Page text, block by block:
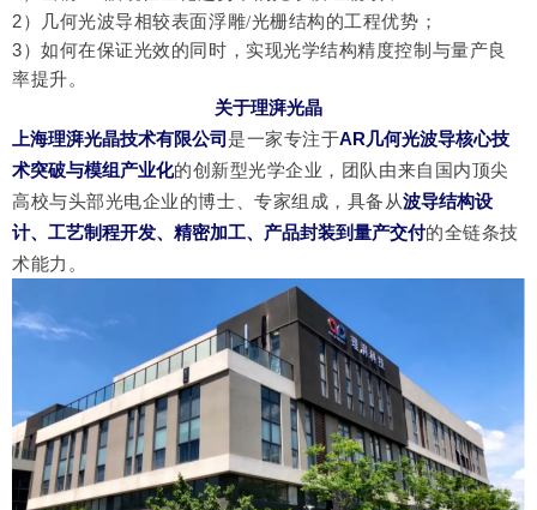
2） 几何光波导相较表面浮雕/光栅结构的工程优势；
3）如何在保证光效的同时，实现光学结构精度控制与量产良
率提升。
关于理湃光晶
上海理湃光晶技术有限公司 是一家专注于AR几何光波导核心技
术突破与模组产业化的创新型光学企业，团队由来自国内顶尖
高校与头部光电企业的博士、专家组成，具备从波导结构设
计、工艺制程开发、精密加工、产品封装到量产交付的全链条技
术能力。